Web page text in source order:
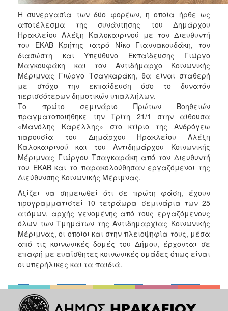
ΠΟΛΙΤΙΣΜΟΣ
ΑΝΘΕΚΤΙΚΗ
ΠΟΛΗ
Η συνεργασία των δύο φορέων, η οποία ήρθε ως
αποτέλεσμα της συνάντησης του Δημάρχου
Ηρακλείου Αλέξη Καλοκαιρινού με τον Διευθυντή
του ΕΚΑΒ Κρήτης ιατρό Νίκο Γιαννακουδάκη, τον
διασώστη και Υπεύθυνο Εκπαίδευσης Γιώργο
Μαγκουφάκη και τον Αντιδήμαρχο Κοινωνικής
Μέριμνας Γιώργο Τσαγκαράκη, θα είναι σταθερή
με στόχο την εκπαίδευση όσο το δυνατόν
περισσότερων δημοτικών υπαλλήλων.
Το πρώτο σεμινάριο Πρώτων Βοηθειών
πραγματοποιήθηκε την Τρίτη 21/1 στην αίθουσα
«Μανόλης Καρέλλης» στο κτίριο της Ανδρόγεω
παρουσία του Δημάρχου Ηρακλείου Αλέξη
Καλοκαιρινού και του Αντιδημάρχου Κοινωνικής
Μέριμνας Γιώργου Τσαγκαράκη από τον Διευθυντή
του ΕΚΑΒ και το παρακολούθησαν εργαζόμενοι της
Διεύθυνσης Κοινωνικής Μέριμνας.
Αξίζει να σημειωθεί ότι σε πρώτη φάση, έχουν
προγραμματιστεί 10 τετράωρα σεμινάρια των 25
ατόμων, αρχής γενομένης από τους εργαζόμενους
όλων των Τμημάτων της Αντιδημαρχίας Κοινωνικής
Μέριμνας, οι οποίοι και στην πλειοψηφία τους, μέσα
από τις κοινωνικές δομές του Δήμου, έρχονται σε
επαφή με ευαίσθητες κοινωνικές ομάδες όπως είναι
οι υπερήλικες και τα παιδιά.